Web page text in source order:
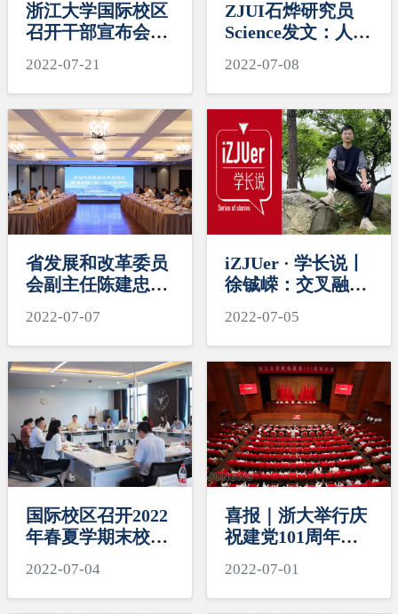
浙江大学国际校区
召开干部宣布会宣
2022-07-21
ZJUI石烨研究员
Science发文：人工
2022-07-08
省发展和改革委员
会副主任陈建忠一
育样板区建设
2022-07-07
iZJUer · 学长说丨
徐铖嵘：交叉融
2022-07-05
国际校区召开2022
年春夏学期末校园
2022-07-04
喜报｜浙大举行庆
祝建党101周年大
支部和个人受表彰
2022-07-01